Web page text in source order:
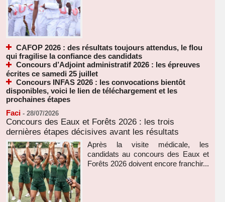
CAFOP 2026 : des résultats toujours attendus, le flou
qui fragilise la confiance des candidats
Concours d’Adjoint administratif 2026 : les épreuves
écrites ce samedi 25 juillet
Concours INFAS 2026 : les convocations bientôt
disponibles, voici le lien de téléchargement et les
prochaines étapes
Faci - 28/07/2026
Concours des Eaux et Forêts 2026 : les trois
dernières étapes décisives avant les résultats
Après la visite médicale, les
candidats au concours des Eaux et
Forêts 2026 doivent encore franchir...